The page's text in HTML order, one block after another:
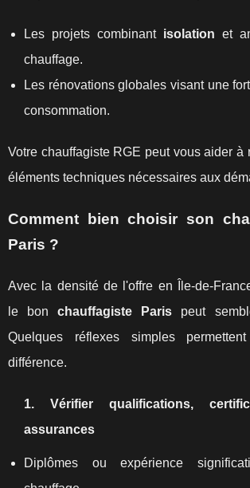
Les projets combinant isolation et
chauffage.
Les rénovations globales visant une
consommation.
Votre chauffagiste RGE peut vous aider à
éléments techniques nécessaires aux
Comment bien choisir son
Paris ?
Avec la densité de l'offre en
le bonchauffagiste Paris peut
Quelques réflexes simples
différence.
1. Vérifier qualifications,
assurances
Diplômes ou expérience